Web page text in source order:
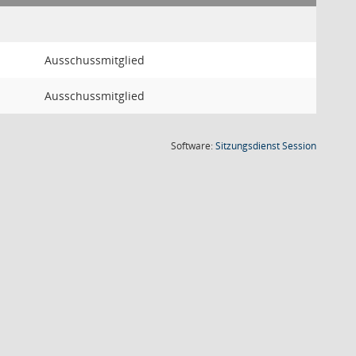
Ausschussmitglied
Ausschussmitglied
Software:SitzungsdienstSession(Wird in